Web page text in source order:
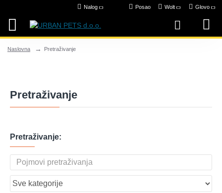
Nalog Posao Wolt Glovo
Naslovna Pretraživanje
Pretraživanje
Pretraživanje: